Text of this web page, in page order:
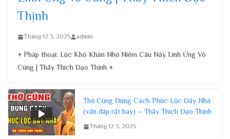
Thịnh
Tháng 12 3, 2025 admin
+ Pháp thoại: Lúc Khó Khăn Nhớ Niệm Câu Này Linh Ứng Vô
Cùng | Thầy Thích Đạo Thịnh +
Thờ Cúng Đúng Cách Phúc Lộc Đầy Nhà
(vấn đáp rất hay) – Thầy Thích Đạo Thịnh
Tháng 12 3, 2025